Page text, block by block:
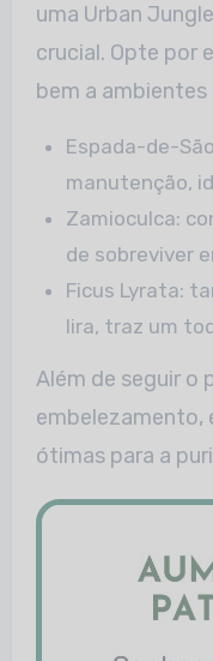
uma Urban
crucial. Opte por
bem a ambientes
Espada-de-
manutenção,
Zamioculca:
de sobreviver
Ficus Lyrata:
lira, traz um
Além de seguir o
embelezamento,
ótimas para a